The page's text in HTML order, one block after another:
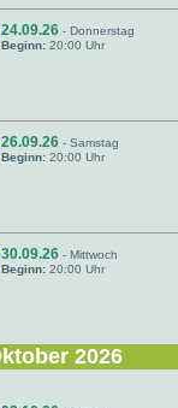
24.09.26 - Donnerstag
Beginn: 20:00 Uhr
26.09.26 - Samstag
Beginn: 20:00 Uhr
30.09.26 - Mittwoch
Beginn: 20:00 Uhr
2026